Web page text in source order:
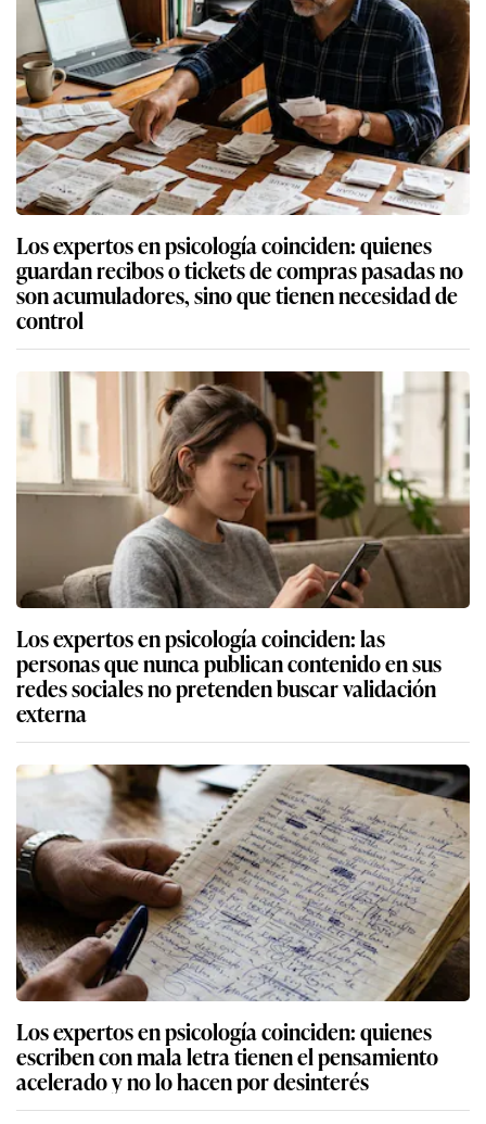
Los expertos en psicología coinciden: quienes
guardan recibos o tickets de compras pasadas no
son acumuladores, sino que tienen necesidad de
control
Los expertos en psicología coinciden: las
personas que nunca publican contenido en sus
redes sociales no pretenden buscar validación
externa
Los expertos en psicología coinciden: quienes
escriben con mala letra tienen el pensamiento
acelerado y no lo hacen por desinterés